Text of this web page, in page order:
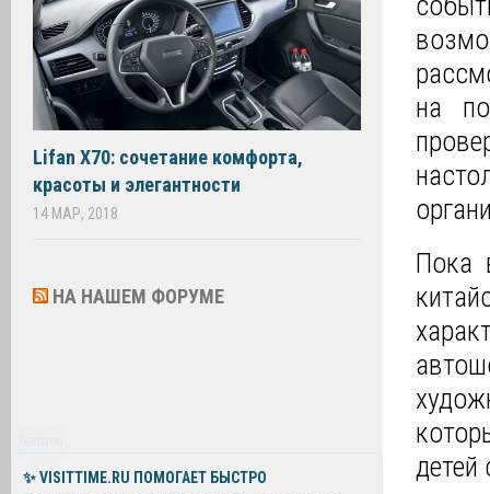
на
Пока
Lifan X70: сочетание комфорта,
красоты и элегантности
14 МАР, 2018
НА НАШЕМ ФОРУМЕ
✨VISITTIME.RU ПОМОГАЕТ БЫСТРО